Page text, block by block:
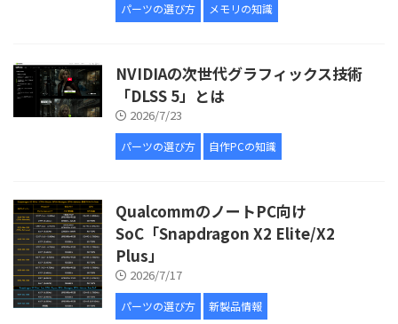
パーツの選び方 メモリの知識
NVIDIAの次世代グラフィックス技術
「DLSS 5」とは
2026/7/23
パーツの選び方 自作PCの知識
QualcommのノートPC向け
SoC「Snapdragon X2 Elite/X2
Plus」
2026/7/17
パーツの選び方 新製品情報